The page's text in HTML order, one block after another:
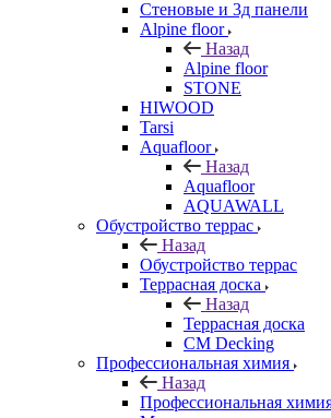
Стеновые и 3д панели
Alpine floor
Назад
Alpine floor
STONE
HIWOOD
Tarsi
Aquafloor
Назад
Aquafloor
AQUAWALL
Обустройство террас
Назад
Обустройство террас
Террасная доска
Назад
Террасная доска
CM Decking
Профессиональная химия
Назад
Профессиональная